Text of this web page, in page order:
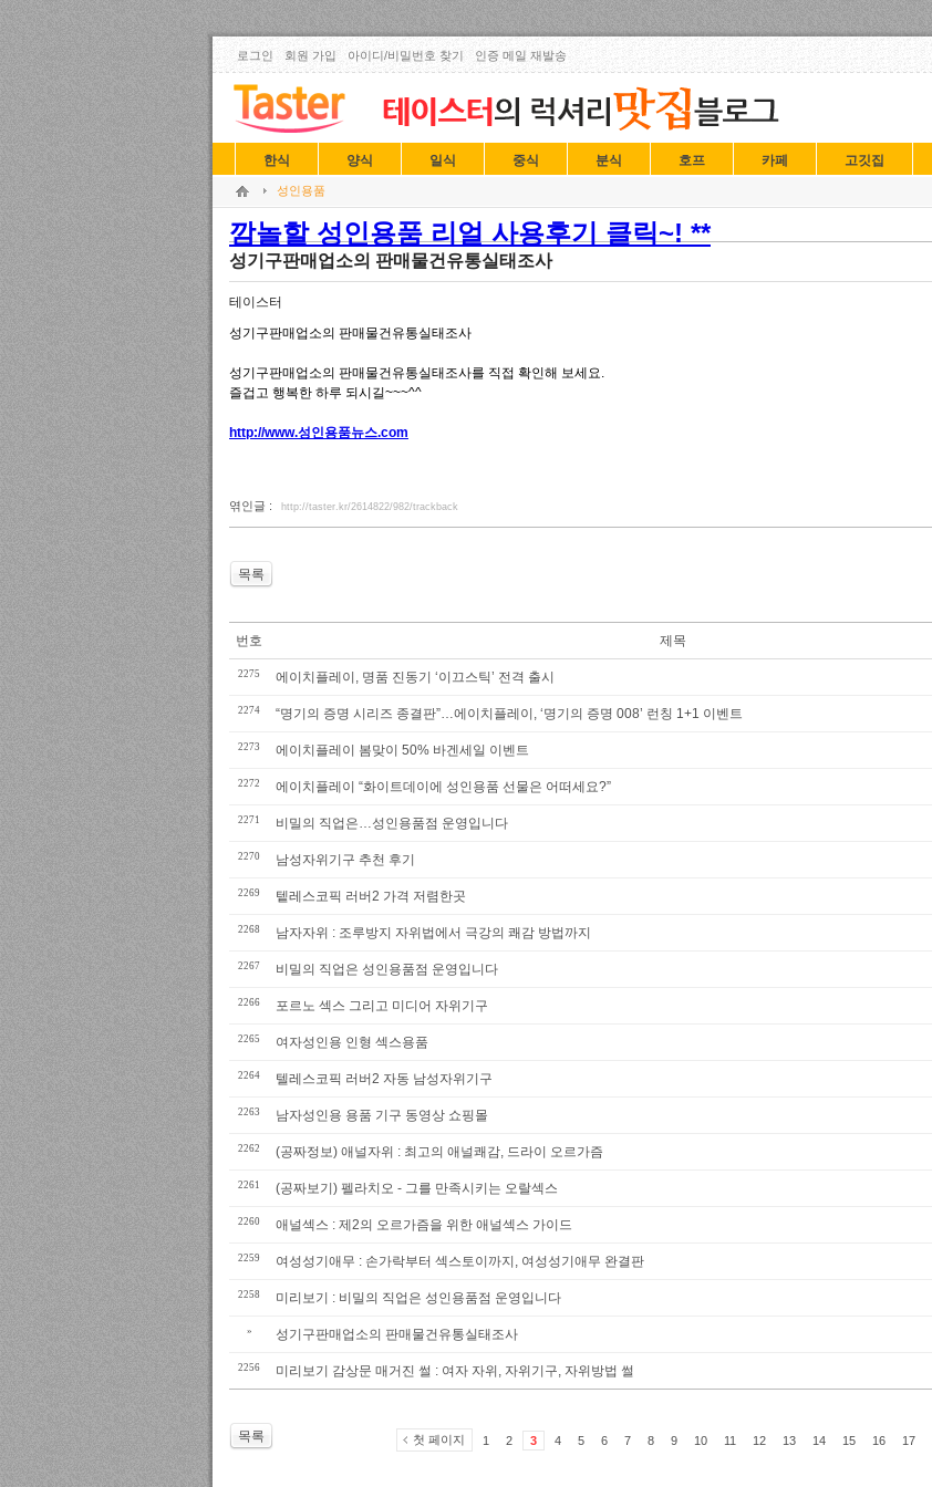
로그인 회원 가입 아이디/비밀번호 찾기 인증 메일 재발송
한식 양식 일식 중식 분식 호프 카페 고깃집
성인용품
깜놀할 성인용품 리얼 사용후기 클릭~! **
성기구판매업소의 판매물건유통실태조사
테이스터
성기구판매업소의 판매물건유통실태조사
성기구판매업소의 판매물건유통실태조사를 직접 확인해 보세요.
즐겁고 행복한 하루 되시길~~~^^
http://www.성인용품뉴스.com
엮인글 : http://taster.kr/2614822/982/trackback
목록
번호 제목
2275 에이치플레이, 명품 진동기 ‘이끄스틱’ 전격 출시
2274 “명기의 증명 시리즈 종결판”…에이치플레이, ‘명기의 증명 008’ 런칭 1+1 이벤트
2273 에이치플레이 봄맞이 50% 바겐세일 이벤트
2272 에이치플레이 “화이트데이에 성인용품 선물은 어떠세요?”
2271 비밀의 직업은…성인용품점 운영입니다
2270 남성자위기구 추천 후기
2269 텥레스코픽 러버2 가격 저렴한곳
2268 남자자위 : 조루방지 자위법에서 극강의 쾌감 방법까지
2267 비밀의 직업은 성인용품점 운영입니다
2266 포르노 섹스 그리고 미디어 자위기구
2265 여자성인용 인형 섹스용품
2264 텔레스코픽 러버2 자동 남성자위기구
2263 남자성인용 용품 기구 동영상 쇼핑몰
2262 (공짜정보) 애널자위 : 최고의 애널쾌감, 드라이 오르가즘
2261 (공짜보기) 펠라치오 - 그를 만족시키는 오랄섹스
2260 애널섹스 : 제2의 오르가즘을 위한 애널섹스 가이드
2259 여성성기애무 : 손가락부터 섹스토이까지, 여성성기애무 완결판
2258 미리보기 : 비밀의 직업은 성인용품점 운영입니다
» 성기구판매업소의 판매물건유통실태조사
2256 미리보기 감상문 매거진 썰 : 여자 자위, 자위기구, 자위방법 썰
목록 첫 페이지 1 2 3 4 5 6 7 8 9 10 11 12 13 14 15 16 17